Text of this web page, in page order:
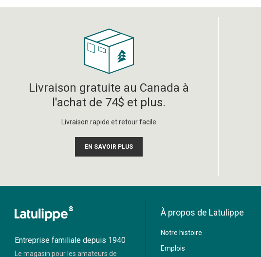
Livraison gratuite au Canada à
l'achat de 74$ et plus.
Livraison rapide et retour facile
EN SAVOIR PLUS
Visa Mastercard
Entreprise familiale depuis 1940
Le magasin pour les amateurs de
À propos de Latulippe
Notre histoire
Emplois